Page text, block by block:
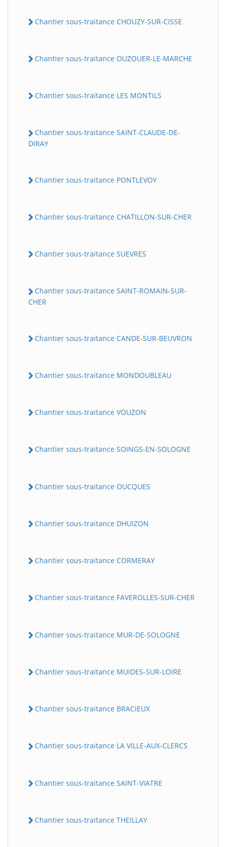
Chantier sous-traitance CHOUZY-SUR-CISSE
Chantier sous-traitance OUZOUER-LE-MARCHE
Chantier sous-traitance LES MONTILS
Chantier sous-traitance SAINT-CLAUDE-DE-
DIRAY
Chantier sous-traitance PONTLEVOY
Chantier sous-traitance CHATILLON-SUR-CHER
Chantier sous-traitance SUEVRES
Chantier sous-traitance SAINT-ROMAIN-SUR-
CHER
Chantier sous-traitance CANDE-SUR-BEUVRON
Chantier sous-traitance MONDOUBLEAU
Chantier sous-traitance VOUZON
Chantier sous-traitance SOINGS-EN-SOLOGNE
Chantier sous-traitance OUCQUES
Chantier sous-traitance DHUIZON
Chantier sous-traitance CORMERAY
Chantier sous-traitance FAVEROLLES-SUR-CHER
Chantier sous-traitance MUR-DE-SOLOGNE
Chantier sous-traitance MUIDES-SUR-LOIRE
Chantier sous-traitance BRACIEUX
Chantier sous-traitance LA VILLE-AUX-CLERCS
Chantier sous-traitance SAINT-VIATRE
Chantier sous-traitance THEILLAY